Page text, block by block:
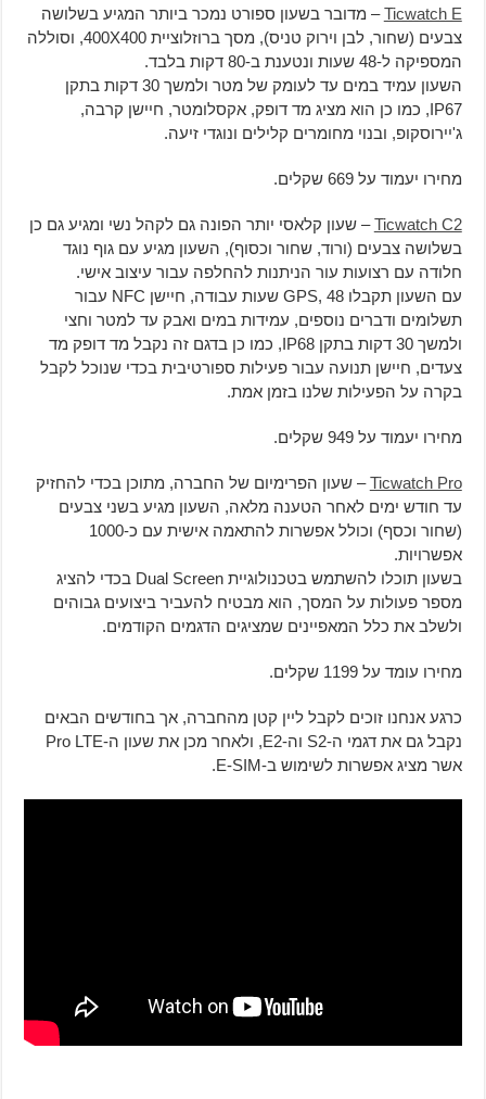
Ticwatch E– מדובר בשעון ספורט נמכר ביותר המגיע בשלושה
צבעים (שחור, לבן וירוק טניס), מסך ברוזלוציית 400X400, וסוללה
המספיקה ל-48 שעות ונטענת ב-80 דקות בלבד.
השעון עמיד במים עד לעומק של מטר ולמשך 30 דקות בתקן
IP67, כמו כן הוא מציג מד דופק, אקסלומטר, חיישן קרבה,
ג'יירוסקופ, ובנוי מחומרים קלילים ונוגדי זיעה.
מחירו יעמוד על 669 שקלים.
Ticwatch C2– שעון קלאסי יותר הפונה גם לקהל נשי ומגיע גם כן
בשלושה צבעים (ורוד, שחור וכסוף), השעון מגיע עם גוף נוגד
חלודה עם רצועות עור הניתנות להחלפה עבור עיצוב אישי.
עם השעון תקבלו GPS, 48 שעות עבודה, חיישן NFC עבור
תשלומים ודברים נוספים, עמידות במים ואבק עד למטר וחצי
ולמשך 30 דקות בתקן IP68, כמו כן בדגם זה נקבל מד דופק מד
צעדים, חיישן תנועה עבור פעילות ספורטיבית בכדי שנוכל לקבל
בקרה על הפעילות שלנו בזמן אמת.
מחירו יעמוד על 949 שקלים.
Ticwatch Pro– שעון הפרימיום של החברה, מתוכן בכדי להחזיק
עד חודש ימים לאחר הטענה מלאה, השעון מגיע בשני צבעים
(שחור וכסף) וכולל אפשרות להתאמה אישית עם כ-1000
אפשרויות.
בשעון תוכלו להשתמש בטכנולוגיית Dual Screen בכדי להציג
מספר פעולות על המסך, הוא מבטיח להעביר ביצועים גבוהים
ולשלב את כלל המאפיינים שמציגים הדגמים הקודמים.
מחירו עומד על 1199 שקלים.
כרגע אנחנו זוכים לקבל ליין קטן מהחברה, אך בחודשים הבאים
נקבל גם את דגמי ה-S2 וה-E2, ולאחר מכן את שעון ה-Pro LTE
אשר מציג אפשרות לשימוש ב-E-SIM.